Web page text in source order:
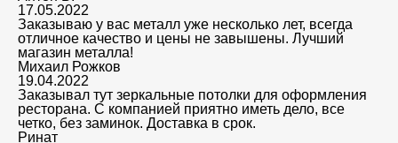
17.05.2022
Заказываю у вас металл уже несколько лет, всегда
отличное качество и цены не завышены. Лучший
магазин металла!
Михаил Рожков
19.04.2022
Заказывал тут зеркальные потолки для оформления
ресторана. С компанией приятно иметь дело, все
четко, без заминок. Доставка в срок.
Ринат